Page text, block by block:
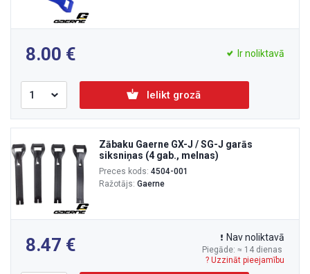
8.00 Ir noliktavā
Ielikt grozā
Zābaku Gaerne GX-J / SG-J garās
siksniņas (4 gab., melnas)
Preces kods: 4504-001
Ražotājs: Gaerne
8.47 Piegāde: ≈ 14 dienas
Nav noliktavā
? Uzzināt pieejamību